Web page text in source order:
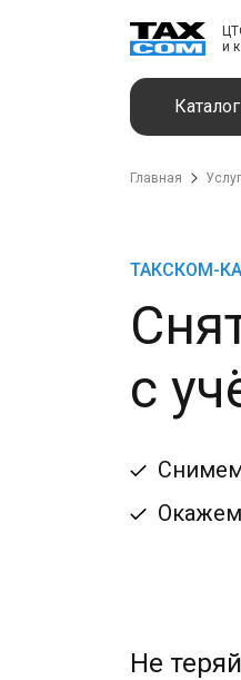
и
Главная
ТАКСКОМ-
с
Не